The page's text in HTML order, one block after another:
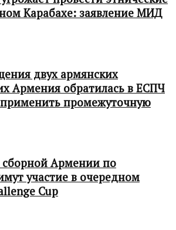
Карабахе: заявление МИД
двух армянских
Армения обратилась в ЕСПЧ
промежуточную
сборной Армении по
участие в очередном
Cup